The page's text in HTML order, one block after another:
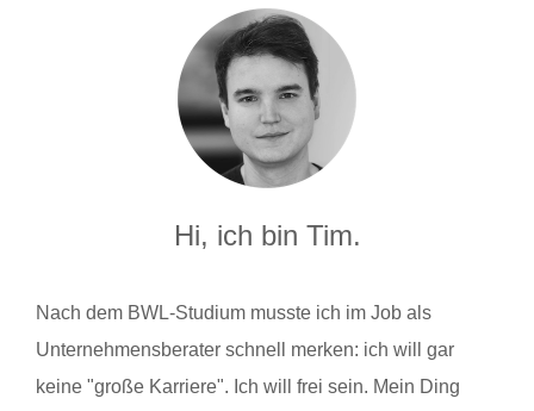
Hi, ich bin Tim.
Nach dem BWL-Studium musste ich im Job als
Unternehmensberater schnell merken: ich will gar
keine "große Karriere". Ich will frei sein. Mein Ding